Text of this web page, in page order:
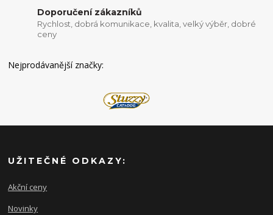
Doporučení zákazníků
Rychlost, dobrá komunikace, kvalita, velký výběr, dobré
ceny
Nejprodávanější značky:
UŽITEČNÉ ODKAZY:
Akční ceny
Novinky